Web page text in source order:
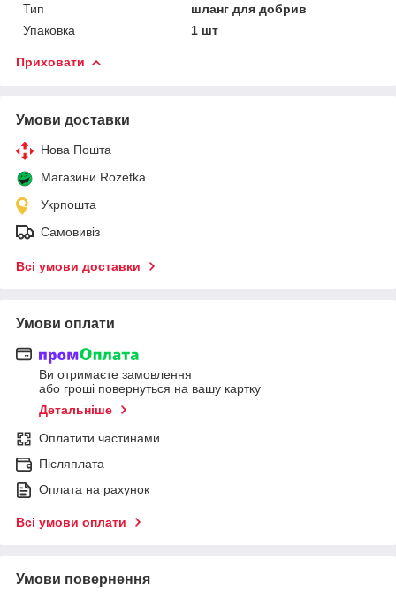
Тип
шланг для добрив
Упаковка
1 шт
Приховати
Умови доставки
Нова Пошта
Магазини Rozetka
Укрпошта
Самовивіз
Всі умови доставки
Умови оплати
Ви отримаєте замовлення
або гроші повернуться на вашу картку
Детальніше
Оплатити частинами
Післяплата
Оплата на рахунок
Всі умови оплати
Умови повернення